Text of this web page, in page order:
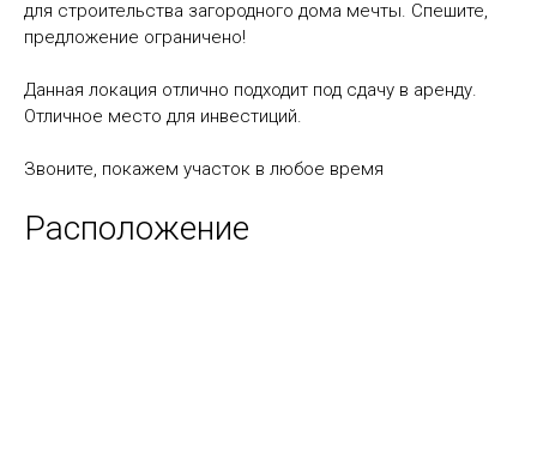
для строительства загородного дома мечты. Спешите,
предложение ограничено!
Данная локация отлично подходит под сдачу в аренду.
Отличное место для инвестиций.
Звоните, покажем участок в любое время
Расположение